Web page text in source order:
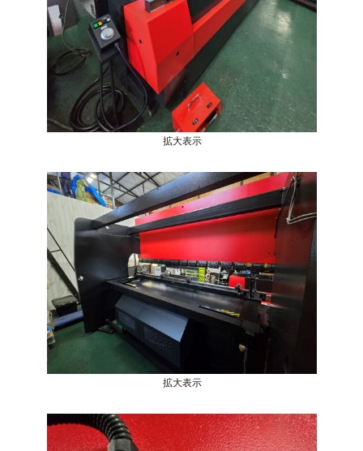
拡大表示
拡大表示